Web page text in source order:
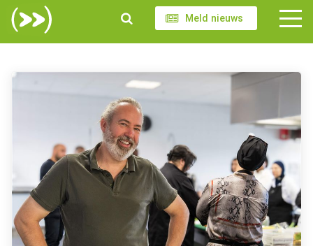
Meld nieuws